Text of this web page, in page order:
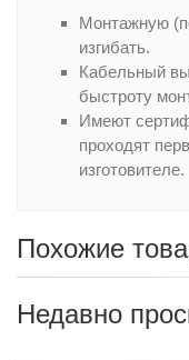
Монтажную
изгибать.
Кабельный
быстроту
Имеют
проходят
изготовителе.
Похожие
Недавно